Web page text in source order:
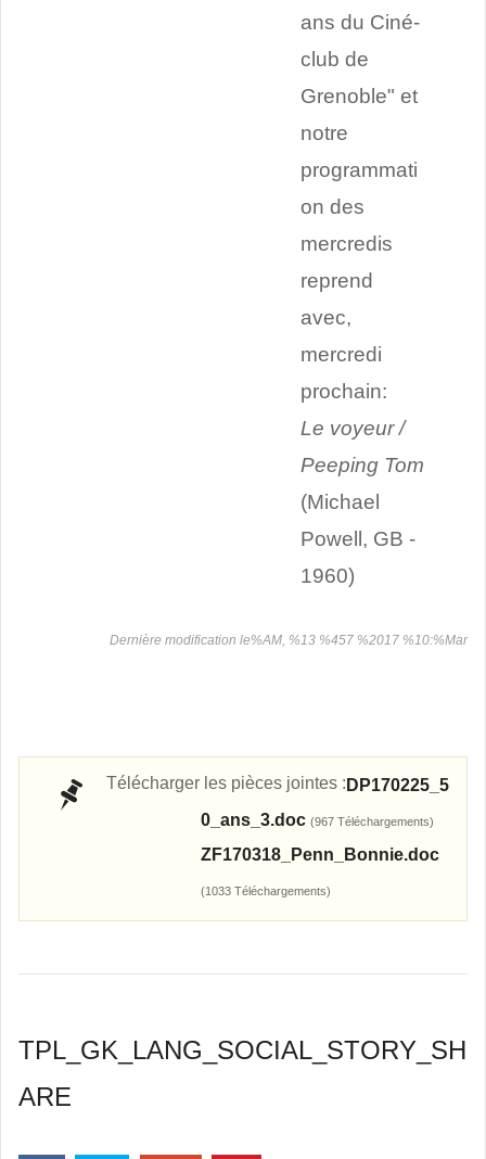
ans du Ciné-
club de
Grenoble" et
notre
programmati
on des
mercredis
reprend
avec,
mercredi
prochain:
Le voyeur /
Peeping Tom
(Michael
Powell, GB -
1960)
Dernière modification le%AM, %13 %457 %2017 %10:%Mar
Télécharger les pièces jointes : DP170225_5
0_ans_3.doc (967 Téléchargements)
ZF170318_Penn_Bonnie.doc
(1033 Téléchargements)
TPL_GK_LANG_SOCIAL_STORY_SH
ARE